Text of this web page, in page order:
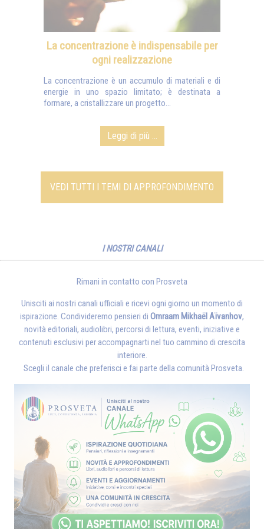
La concentrazione è indispensabile per
ogni realizzazione
La concentrazione è un accumulo di materiali e di
energie in uno spazio limitato; è destinata a
formare, a cristallizzare un progetto...
Leggi di più ...
VEDI TUTTI I TEMI DI APPROFONDIMENTO
I NOSTRI CANALI
Rimani in contatto con Prosveta
Unisciti ai nostri canali ufficiali e ricevi ogni giorno un momento di
ispirazione. Condivideremo pensieri di Omraam Mikhaël Aïvanhov,
novità editoriali, audiolibri, percorsi di lettura, eventi, iniziative e
contenuti esclusivi per accompagnarti nel tuo cammino di crescita
interiore.
Scegli il canale che preferisci e fai parte della comunità Prosveta.